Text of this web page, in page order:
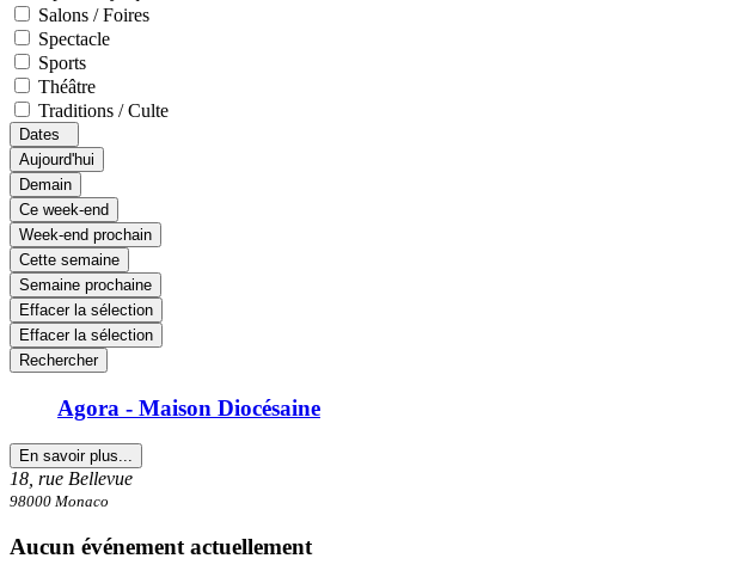
Salons / Foires
Spectacle
Sports
Théâtre
Traditions / Culte
Dates
Aujourd'hui
Demain
Ce week-end
Week-end prochain
Cette semaine
Semaine prochaine
Effacer la sélection
Effacer la sélection
Rechercher
Agora - Maison Diocésaine
En savoir plus...
18, rue Bellevue
98000 Monaco
Aucun événement actuellement